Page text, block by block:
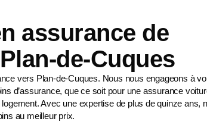
assurance de
de-Cuques
vers Plan-de-Cuques. Nous nous engageons à
d’assurance, que ce soit pour une assurance
Avec une expertise de plus de quinze ans,
au meilleur prix.